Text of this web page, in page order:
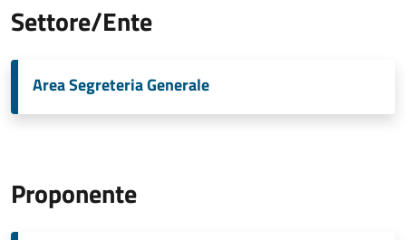
Settore/Ente
Area Segreteria Generale
Proponente